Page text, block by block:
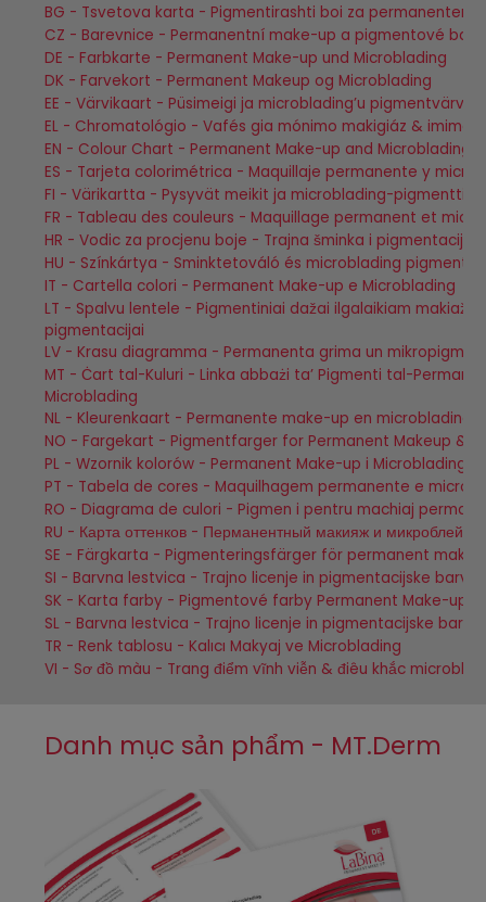
BG - Tsvetova karta - Pigmentirashti boi za permanenten
CZ - Barevnice - Permanentní make-up a pigmentové
DE - Farbkarte - Permanent Make-up und Microblading
DK - Farvekort - Permanent Makeup og Microblading
EE - Värvikaart - Püsimeigi ja microblading’u pigmentvärvid
EL - Chromatológio - Vafés gia mónimo makigiáz &
EN - Colour Chart - Permanent Make-up and Microblading
ES - Tarjeta colorimétrica - Maquillaje permanente y
FI - Värikartta - Pysyvät meikit ja microblading-
FR - Tableau des couleurs - Maquillage permanent et
HR - Vodic za procjenu boje - Trajna šminka i
HU - Színkártya - Sminktetováló és microblading
IT - Cartella colori - Permanent Make-up e Microblading
LT - Spalvu lentele - Pigmentiniai dažai ilgalaikiam makiažui
pigmentacijai
LV - Krasu diagramma - Permanenta grima un
MT - Ċart tal-Kuluri - Linka abbażi ta’ Pigmenti tal-
Microblading
NL - Kleurenkaart - Permanente make-up en microblading
NO - Fargekart - Pigmentfarger for Permanent Makeup &
PL - Wzornik kolorów - Permanent Make-up i Microblading
PT - Tabela de cores - Maquilhagem permanente e
RO - Diagrama de culori - Pigmen i pentru machiaj
RU - Карта оттенков - Перманентный макияж и
SE - Färgkarta - Pigmenteringsfärger för permanent
SI - Barvna lestvica - Trajno licenje in pigmentacijske
SK - Karta farby - Pigmentové farby Permanent Make-up
SL - Barvna lestvica - Trajno licenje in pigmentacijske
TR - Renk tablosu - Kalıcı Makyaj ve Microblading
VI - Sơ đồ màu - Trang điểm vĩnh viễn & điêu khắc
Danh mục sản phẩm - MT.Derm